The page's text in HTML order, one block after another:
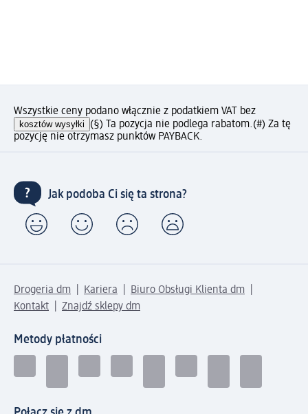
Wszystkie ceny podano włącznie z podatkiem VAT bez
kosztów wysyłki (§) Ta pozycja nie podlega rabatom.(#) Za tę
pozycję nie otrzymasz punktów PAYBACK.
Jak podoba Ci się ta strona?
Drogeria dm Kariera
Biuro Obsługi Klienta dm
Kontakt
Znajdź sklepy dm
Metody płatności